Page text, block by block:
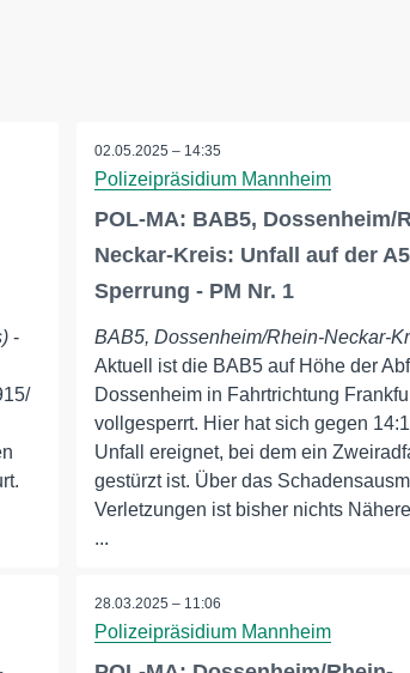
-
02.05.2025 – 14:35
Polizeipräsidium Mannheim
POL-MA: BAB5, Dossenheim/
Neckar-Kreis: Unfall auf der
Sperrung - PM Nr. 1
BAB5, Dossenheim/Rhein-Neckar-
Aktuell ist die BAB5 auf Höhe der
Dossenheim in Fahrtrichtung
vollgesperrt. Hier hat sich gegen
Unfall ereignet, bei dem ein
gestürzt ist. Über das
Verletzungen ist bisher nichts
...
28.03.2025 – 11:06
Polizeipräsidium Mannheim